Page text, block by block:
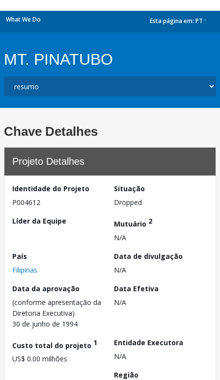
What We Do Esta página em: PT
MT. PINATUBO
Chave Detalhes
Projeto Detalhes
Identidade do Projeto
P004612
Situação
Dropped
Líder da Equipe
Mutuário 2
N/A
País
Filipinas
Data de divulgação
N/A
Data da aprovação
(conforme apresentação da
Diretoria Executiva)
30 de junho de 1994
Data Efetiva
N/A
Custo total do projeto 1
US$ 0.00 milhões
Entidade Executora
N/A
Região